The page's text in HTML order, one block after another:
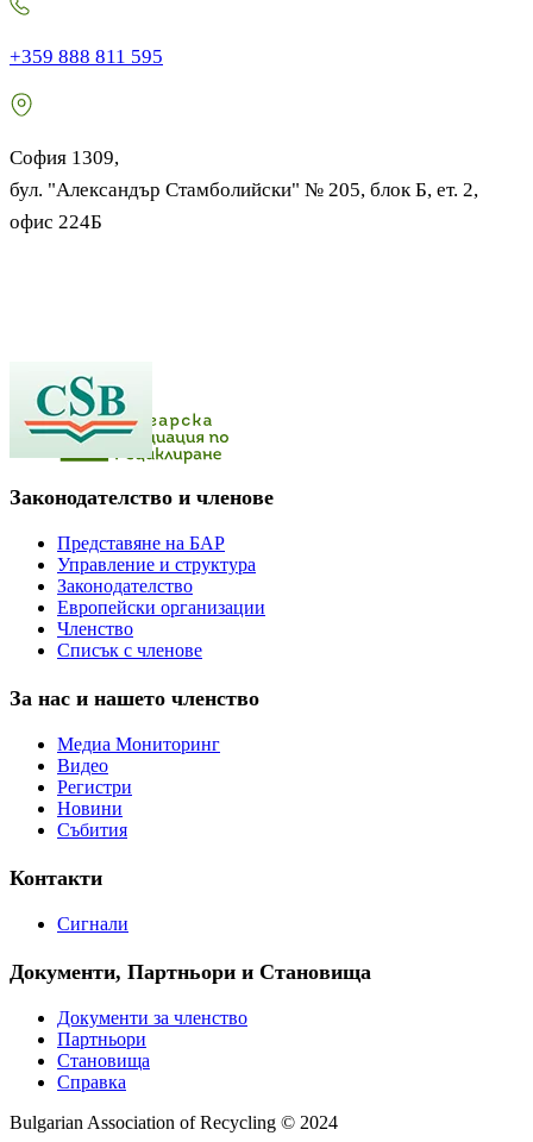
+359 888 811 595
София 1309,
бул. "Александър Стамболийски" № 205, блок Б, ет. 2,
офис 224Б
Законодателство и членове
Представяне на БАР
Управление и структура
Законодателство
Европейски организации
Членство
Списък с членове
За нас и нашето членство
Медиа Мониторинг
Видео
Регистри
Новини
Събития
Контакти
Сигнали
Документи, Партньори и Становища
Документи за членство
Партньори
Становища
Справка
Bulgarian Association of Recycling © 2024